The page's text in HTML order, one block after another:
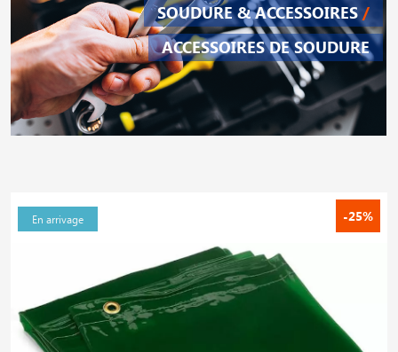
SOUDURE & ACCESSOIRES /
ACCESSOIRES DE SOUDURE
-25%
En arrivage